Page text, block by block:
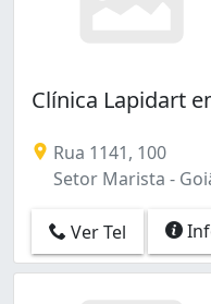
Clínica Lapidart
Rua 1141, 100
Setor Marista -
Ver Tel